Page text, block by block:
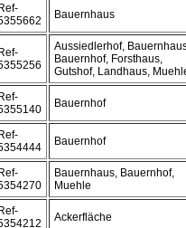
Ref-
Bauernhaus
Ref-
Aussiedlerhof,
Bauernhof, Forsthaus,
Gutshof, Landhaus,
Ref-
Bauernhof
Ref-
Bauernhof
Ref-
Bauernhaus, Bauernhof,
Muehle
Ref-
Ackerfläche